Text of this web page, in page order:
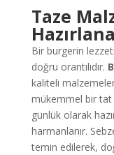
Taze
Bir burgerin
doğru orantılıdır.
kaliteli
mükemmel bir
günlük olarak
harmanlanır.
temin edilerek,